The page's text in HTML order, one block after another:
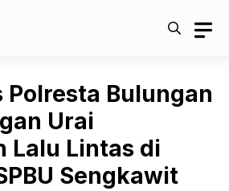
Polresta Bulungan
Urai
Lalu Lintas di
Sengkawit